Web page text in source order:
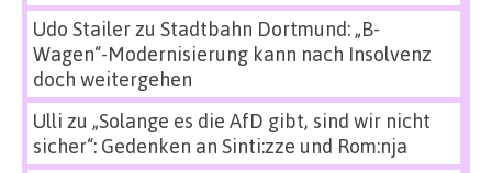
Udo Stailerzu Stadtbahn Dortmund: „B-
Wagen“-Modernisierung kann nach Insolvenz
doch weitergehen
Ulli zu „Solange es die AfD gibt, sind wir nicht
sicher“: Gedenken an Sinti:zze und Rom:nja